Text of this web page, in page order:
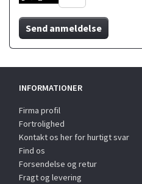
Send anmeldelse
INFORMATIONER
Firma profil
Fortrolighed
Kontakt os her for hurtigt svar
Find os
Forsendelse og retur
Fragt og levering